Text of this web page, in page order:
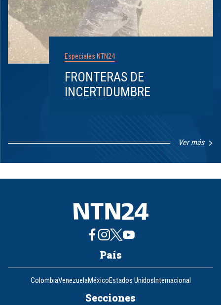
Especiales NTN24
FRONTERAS DE
INCERTIDUMBRE
Ver más
1
8
País
ColombiaVenezuelaMéxicoEstados UnidosInternacional
Secciones